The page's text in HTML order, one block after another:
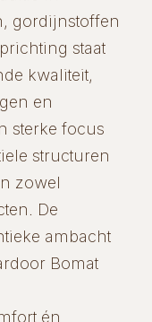
gordijnstoffen
staat
kwaliteit,
en
sterke focus
structuren
zowel
De
ambacht
Bomat
én